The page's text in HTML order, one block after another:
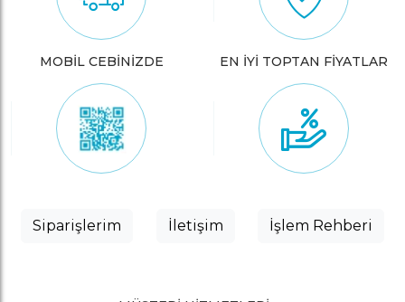
MOBİL CEBİNİZDE EN İYİ TOPTAN FİYATLAR
Siparişlerim İletişim İşlem Rehberi